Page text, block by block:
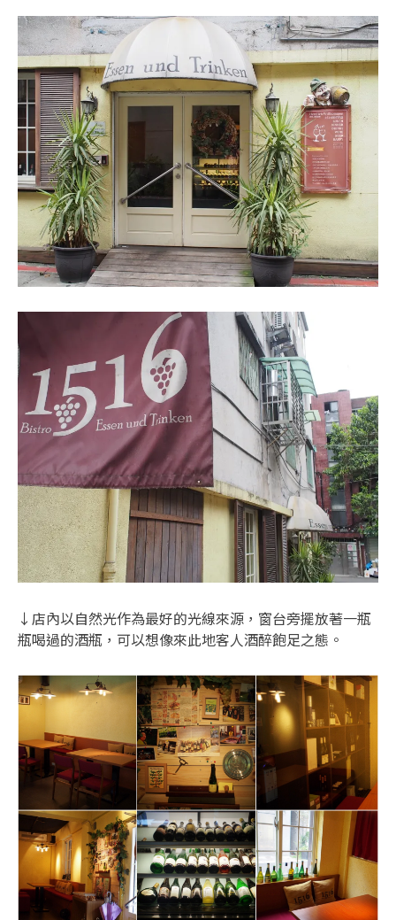
↓店內以自然光作為最好的光線來源，窗台旁擺放著一瓶
瓶喝過的酒瓶，可以想像來此地客人酒醉飽足之態。